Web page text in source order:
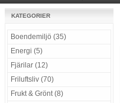
KATEGORIER
Boendemiljö (35)
Energi (5)
Fjärilar (12)
Friluftsliv (70)
Frukt & Grönt (8)